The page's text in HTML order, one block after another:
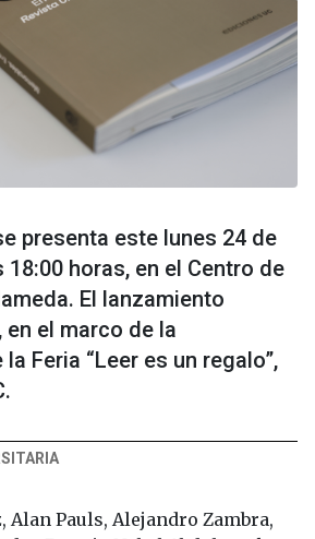
presenta este lunes 24 de
18:00 horas, en el Centro de
El lanzamiento
en el marco de la
Feria “Leer es un regalo”,
Alan Pauls, Alejandro Zambra,